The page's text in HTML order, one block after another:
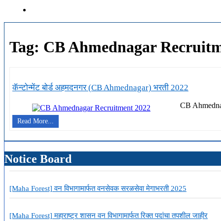
Tag: CB Ahmednagar
कॅन्टोन्मेंट बोर्ड अहमदनगर (CB Ahmednagar) भरती 2022
CB
Read More...
बोर्ड
Ahmednagar)
भरती
2022
Notice Board
[Maha Forest] वन विभागामार्फत वनसेवक सरळसेवा मेगाभरती 2025
[Maha Forest] महाराष्ट्र शासन वन विभागामार्फत रिक्त पदांचा तपशील जाहीर